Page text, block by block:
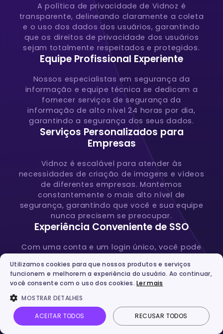
A política de privacidade de Vidnoz é
transparente, delineando claramente a coleta
e o uso dos dados dos usuários, garantindo
que os direitos de privacidade dos usuários
sejam totalmente respeitados e protegidos.
Equipe Profissional Experiente
Nossos especialistas em segurança da
informação e equipe técnica se dedicam a
fornecer serviços de segurança da
informação de alto nível 24 horas por dia,
garantindo a segurança dos seus dados.
Serviços Personalizados para
Empresas
Vidnoz é escalável para atender às
necessidades de criação de imagens e vídeos
de diferentes empresas. Mantemos
constantemente o mais alto nível de
segurança, garantindo que você e sua equipe
nunca precisem se preocupar.
Experiência Conveniente de SSO
Com uma conta e um login único, você pode
IA oferecidos por Vidnoz.
Criar Vídeos com IA Grátis
Utilizamos cookies para que nossos produtos e serviços
funcionem e melhorem a experiência do usuário. Ao continuar,
você consente com o uso dos cookies.Ler mais
MOSTRAR DETALHES
ACEITAR TODOS RECUSAR TODOS